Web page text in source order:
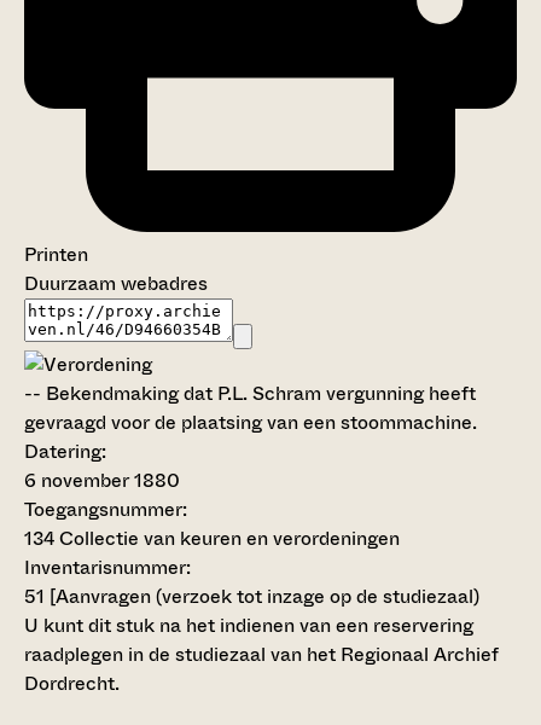
Printen
Duurzaam webadres
-- Bekendmaking dat P.L. Schram vergunning heeft
gevraagd voor de plaatsing van een stoommachine.
Datering:
6 november 1880
Toegangsnummer:
134 Collectie van keuren en verordeningen
Inventarisnummer:
51 [Aanvragen (verzoek tot inzage op de studiezaal)
U kunt dit stuk na het indienen van een reservering
raadplegen in de studiezaal van het Regionaal Archief
Dordrecht.